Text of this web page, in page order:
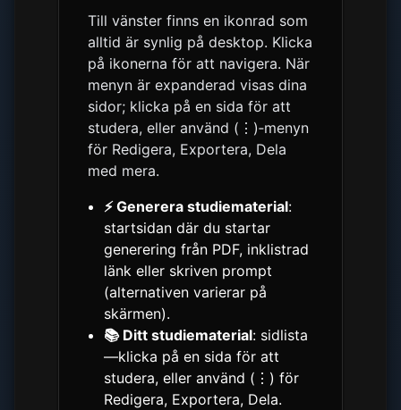
Till vänster finns en ikonrad som
alltid är synlig på desktop. Klicka
på ikonerna för att navigera. När
menyn är expanderad visas dina
sidor; klicka på en sida för att
studera, eller använd (⋮)‑menyn
för Redigera, Exportera, Dela
med mera.
⚡ Generera studiematerial:
startsidan där du startar
generering från PDF, inklistrad
länk eller skriven prompt
(alternativen varierar på
skärmen).
📚 Ditt studiematerial: sidlista
—klicka på en sida för att
studera, eller använd (⋮) för
Redigera, Exportera, Dela.